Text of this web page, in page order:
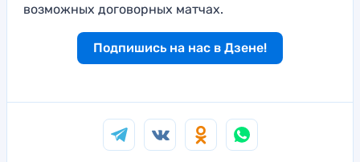
возможных договорных матчах.
Подпишись на нас в Дзене!